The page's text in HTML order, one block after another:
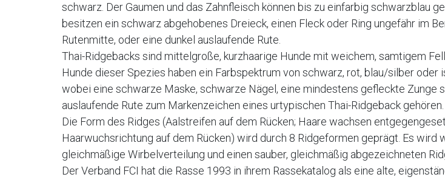
schwarz. Der Gaumen und das Zahnfleisch können bis zu einfarbig schwarzblau
besitzen ein schwarz abgehobenes Dreieck, einen Fleck oder Ring ungefähr im
Rutenmitte, oder eine dunkel auslaufende Rute.
Thai-Ridgebacks sind mittelgroße, kurzhaarige Hunde mit weichem, samtigem Fell.
Hunde dieser Spezies haben ein Farbspektrum von schwarz, rot, blau/silber oder
wobei eine schwarze Maske, schwarze Nägel, eine mindestens gefleckte Zunge
auslaufende Rute zum Markenzeichen eines urtypischen Thai-Ridgeback gehören.
Die Form des Ridges (Aalstreifen auf dem Rücken; Haare wachsen
Haarwuchsrichtung auf dem Rücken) wird durch 8 Ridgeformen geprägt. Es wird
gleichmäßige Wirbelverteilung und einen sauber, gleichmäßig abgezeichneten
Der Verband FCI hat die Rasse 1993 in ihrem Rassekatalog als eine alte,